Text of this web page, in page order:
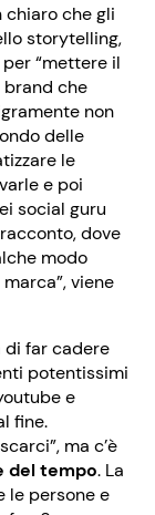
chiaro che gli
storytelling,
“mettere il
che
non
delle
le
e poi
social guru
dove
modo
viene
di far cadere
potentissimi
e
fine.
ma c’è
del tempo. La
le persone e